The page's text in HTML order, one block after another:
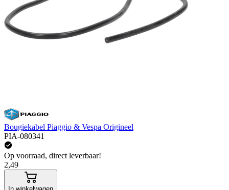
Bougiekabel Piaggio & Vespa Origineel
PIA-080341
Op voorraad, direct leverbaar!
2,49